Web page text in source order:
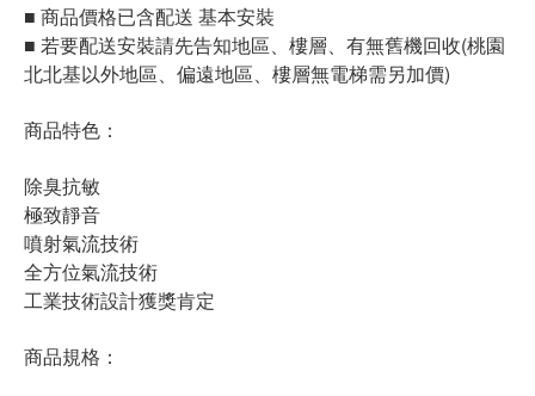
■ 商品價格已含配送 基本安裝
■ 若要配送安裝請先告知地區、樓層、有無舊機回收(桃園
北北基以外地區、偏遠地區、樓層無電梯需另加價)
商品特色：
除臭抗敏
極致靜音
噴射氣流技術
全方位氣流技術
工業技術設計獲獎肯定
商品規格：